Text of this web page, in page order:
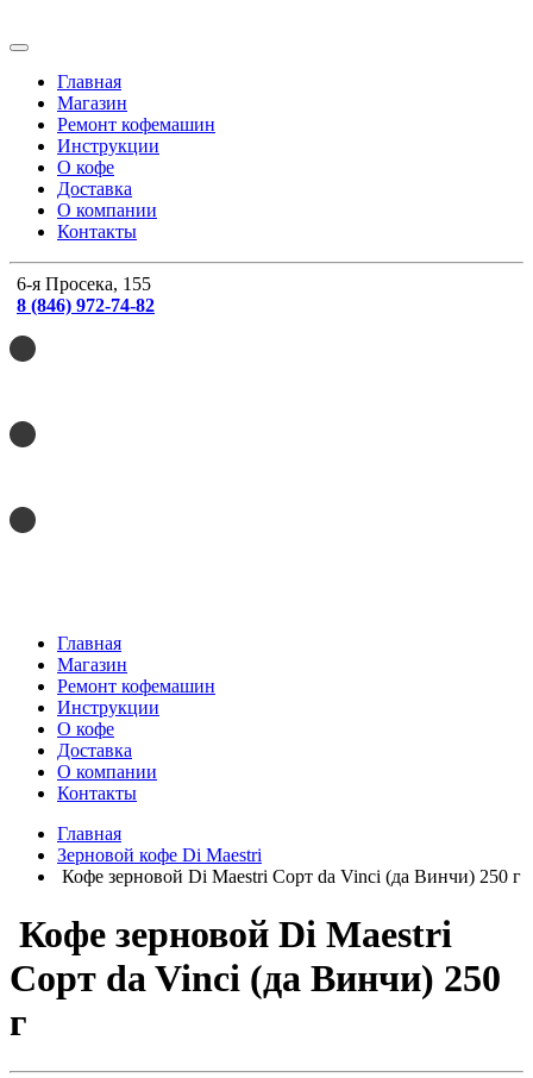
Главная
Магазин
Ремонт кофемашин
Инструкции
О кофе
Доставка
О компании
Контакты
6-я Просека, 155
8 (846) 972-74-82
Главная
Магазин
Ремонт кофемашин
Инструкции
О кофе
Доставка
О компании
Контакты
Главная
Зерновой кофе Di Maestri
Кофе зерновой Di Maestri Сорт da Vinci (да Винчи) 250 г
Кофе зерновой Di Maestri
Сорт da Vinci (да Винчи) 250
г